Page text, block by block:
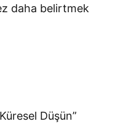
daha belirtmek
Düşün”